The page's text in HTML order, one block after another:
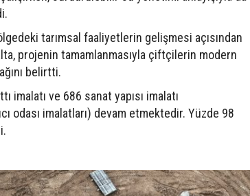
tarımsal faaliyetlerin gelişmesi açısından
projenin tamamlanmasıyla çiftçilerin modern
belirtti.
imalatı ve 686 sanat yapısı imalatı
odası imalatları) devam etmektedir. Yüzde 98